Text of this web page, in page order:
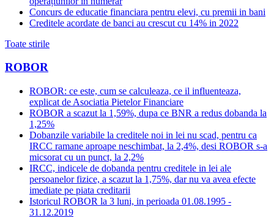
Concurs de educatie financiara pentru elevi, cu premii in bani
Creditele acordate de banci au crescut cu 14% in 2022
Toate stirile
ROBOR
ROBOR: ce este, cum se calculeaza, ce il influenteaza,
explicat de Asociatia Pietelor Financiare
ROBOR a scazut la 1,59%, dupa ce BNR a redus dobanda la
1,25%
Dobanzile variabile la creditele noi in lei nu scad, pentru ca
IRCC ramane aproape neschimbat, la 2,4%, desi ROBOR s-a
micsorat cu un punct, la 2,2%
IRCC, indicele de dobanda pentru creditele in lei ale
persoanelor fizice, a scazut la 1,75%, dar nu va avea efecte
imediate pe piata creditarii
Istoricul ROBOR la 3 luni, in perioada 01.08.1995 -
31.12.2019